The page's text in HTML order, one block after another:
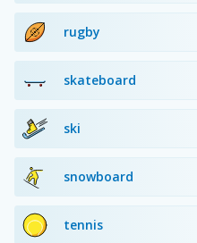
rugby
skateboard
ski
snowboard
tennis